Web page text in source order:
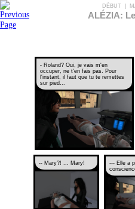
DÉBUT
ALÉZIA:
- Roland? Oui, je vais m'en
occuper, ne t'en fais pas. Pour
l'instant, il faut que tu te remettes
sur pied...
-- Mary?! ... Mary!
--- Elle a